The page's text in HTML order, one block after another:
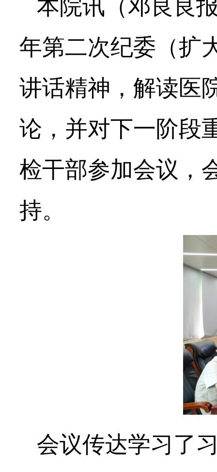
本院讯（邓良良
年第二次纪委（扩
讲话精神，解读医
论，并对下一阶段
检干部参加会议，
持。
会议传达学习了